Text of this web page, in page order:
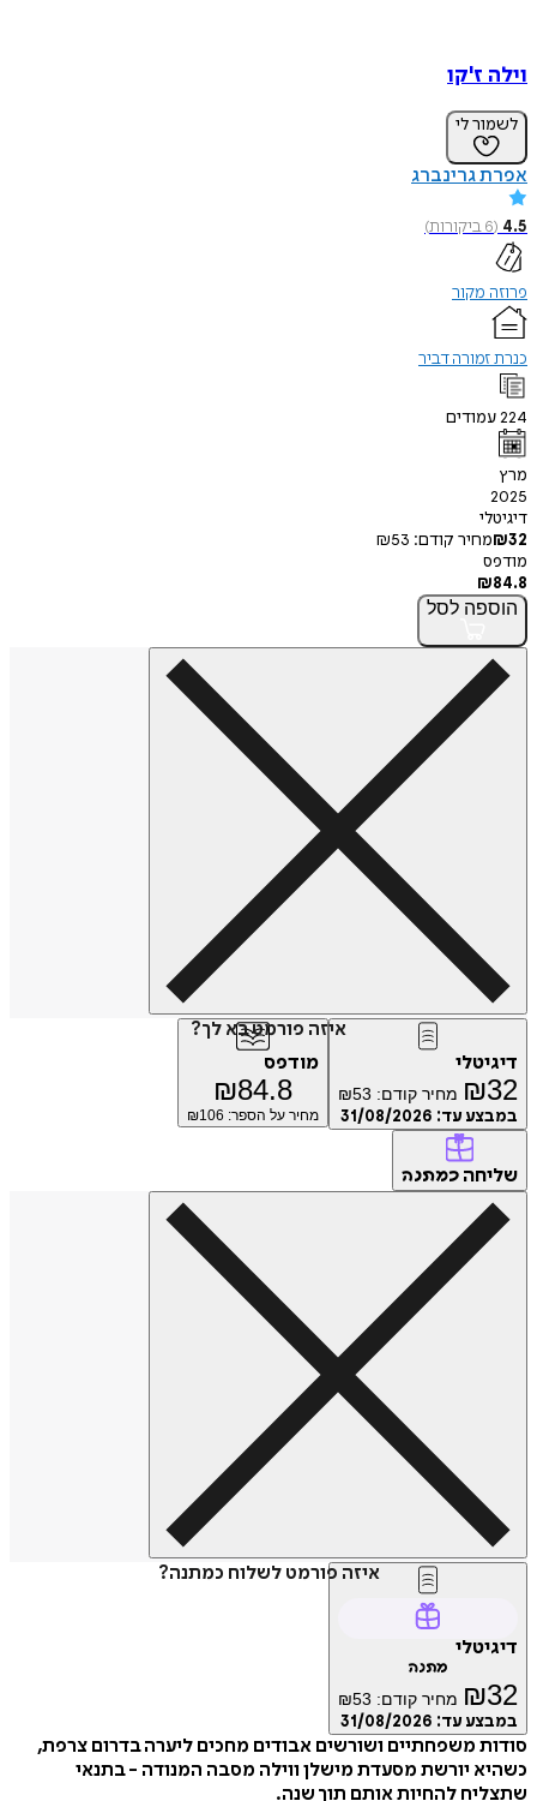
וילה ז'קו
לשמור לי
אפרת גרינברג
4.5
(
6ביקורות)
פרוזה מקור
כנרת זמורה דביר
224עמודים
מרץ
2025
דיגיטלי
₪32 מחיר קודם: ₪53
מודפס
₪84.8
הוספה לסל
איזה פורמט בא לך?
דיגיטלי
₪32 מחיר קודם: ₪53
במבצע עד: 31/08/2026
מודפס
₪84.8
מחיר על הספר: ₪ 106
שליחה כמתנה
איזה פורמט לשלוח כמתנה?
דיגיטלי
מתנה
₪32 מחיר קודם: ₪53
במבצע עד: 31/08/2026
סודות משפחתיים ושורשים אבודים מחכים ליערה בדרום צרפת,
כשהיא יורשת מסעדת מישלן ווילה מסבה המנודה - בתנאי
שתצליח להחיות אותם תוך שנה.